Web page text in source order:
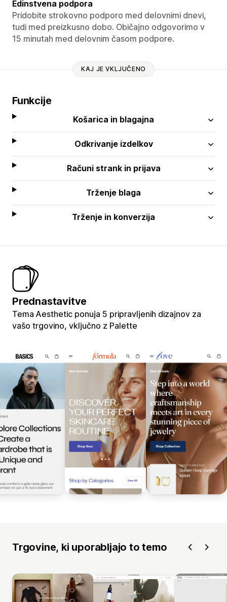
Edinstvena podpora
Pridobite strokovno podporo med delovnimi dnevi,
tudi med preizkusno dobo. Običajno odgovorimo v
15 minutah med delovnim časom podpore.
KAJ JE VKLJUČENO
Funkcije
Košarica in blagajna
Odkrivanje izdelkov
Računi strank in prijava
Trženje blaga
Trženje in konverzija
Prednastavitve
Tema Aesthetic ponuja 5 pripravljenih dizajnov za
vašo trgovino, vključno z Palette
Trgovine, ki uporabljajo to temo